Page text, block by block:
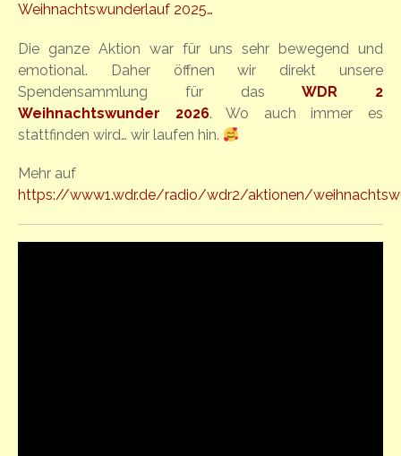
Weihnachtswunderlauf 2025…
Die ganze Aktion war für uns sehr bewegend und
emotional. Daher öffnen wir direkt unsere
Spendensammlung für dasWDR 2
Weihnachtswunder 2026. Wo auch immer es
stattfinden wird… wir laufen hin.
Mehr auf
https://www1.wdr.de/radio/wdr2/aktionen/